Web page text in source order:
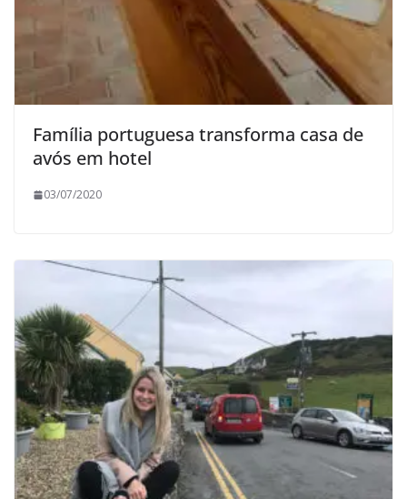
Família portuguesa transforma casa de
avós em hotel
03/07/2020